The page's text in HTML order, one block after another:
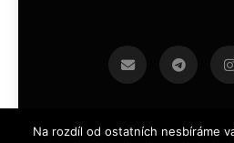
infoek.cz 2026.Developed
Na rozdíl od ostatních nesbíráme